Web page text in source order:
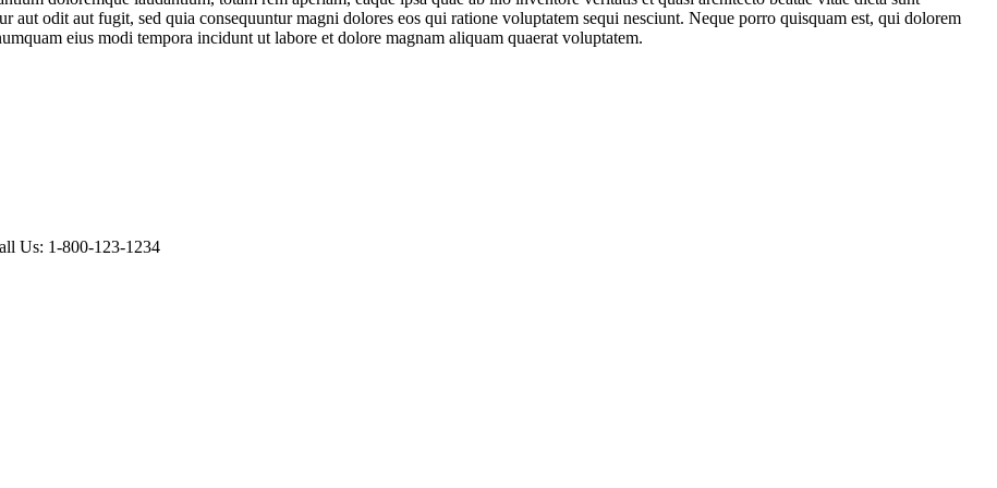
aut odit aut fugit, sed quia consequuntur magni dolores eos qui ratione voluptatem sequi nesciunt. Neque porro quisquam est, qui dolorem
eius modi tempora incidunt ut labore et dolore magnam aliquam quaerat voluptatem.
Us: 1-800-123-1234